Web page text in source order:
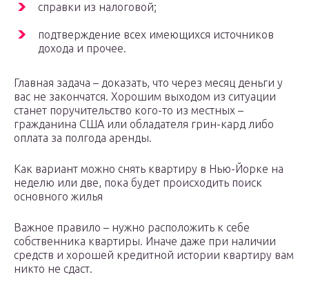
справки из налоговой;
подтверждение всех имеющихся источников
дохода и прочее.
Главная задача – доказать, что через месяц деньги у
вас не закончатся. Хорошим выходом из ситуации
станет поручительство кого-то из местных –
гражданина США или обладателя грин-кард либо
оплата за полгода аренды.
Как вариант можно снять квартиру в Нью-Йорке на
неделю или две, пока будет происходить поиск
основного жилья
Важное правило – нужно расположить к себе
собственника квартиры. Иначе даже при наличии
средств и хорошей кредитной истории квартиру вам
никто не сдаст.